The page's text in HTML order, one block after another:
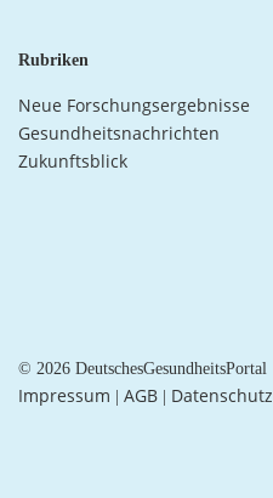
Rubriken
Neue Forschungsergebnisse
Gesundheitsnachrichten
Zukunftsblick
© 2026 DeutschesGesundheitsPortal
Impressum AGB Datenschutz